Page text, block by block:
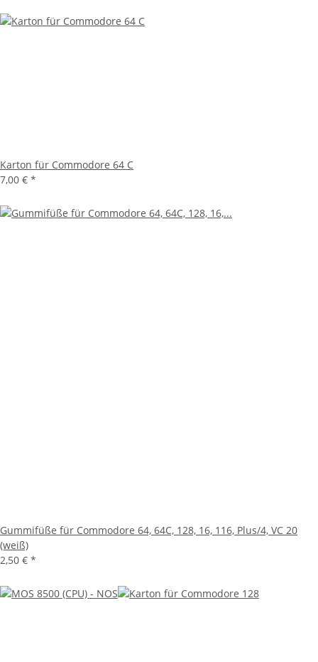
Karton für Commodore 64 C
7,00 € *
Gummifüße für Commodore 64, 64C, 128, 16, 116, Plus/4, VC 20
(weiß)
2,50 € *